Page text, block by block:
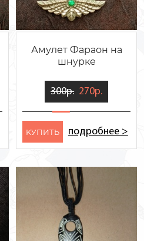
Амулет Фараон на
шнурке
300р. 270р.
KУПИТЬ подробнее >